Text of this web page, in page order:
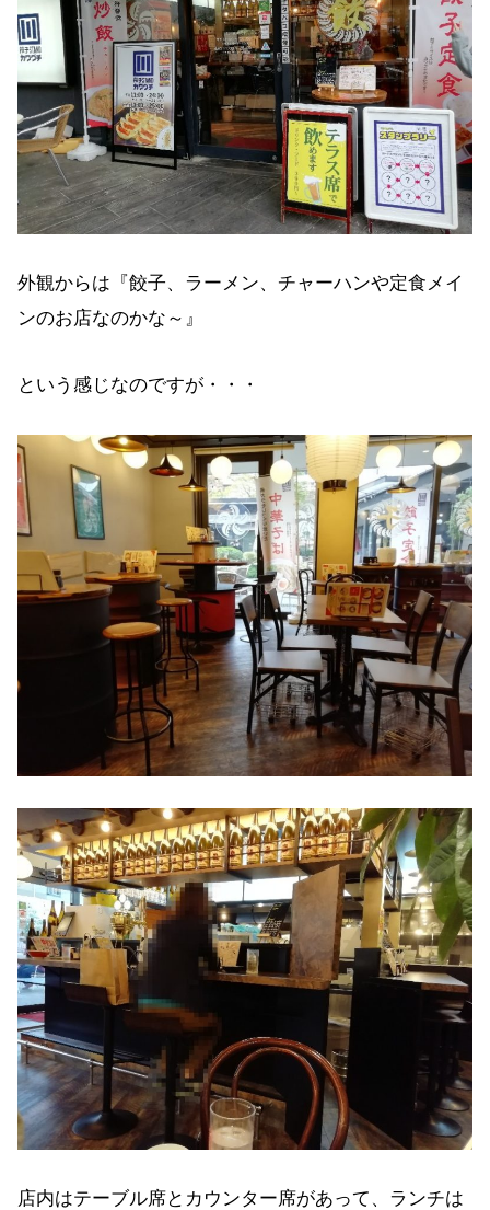
外観からは『餃子、ラーメン、チャーハンや定食メイ
ンのお店なのかな～』
という感じなのですが・・・
店内はテーブル席とカウンター席があって、ランチは